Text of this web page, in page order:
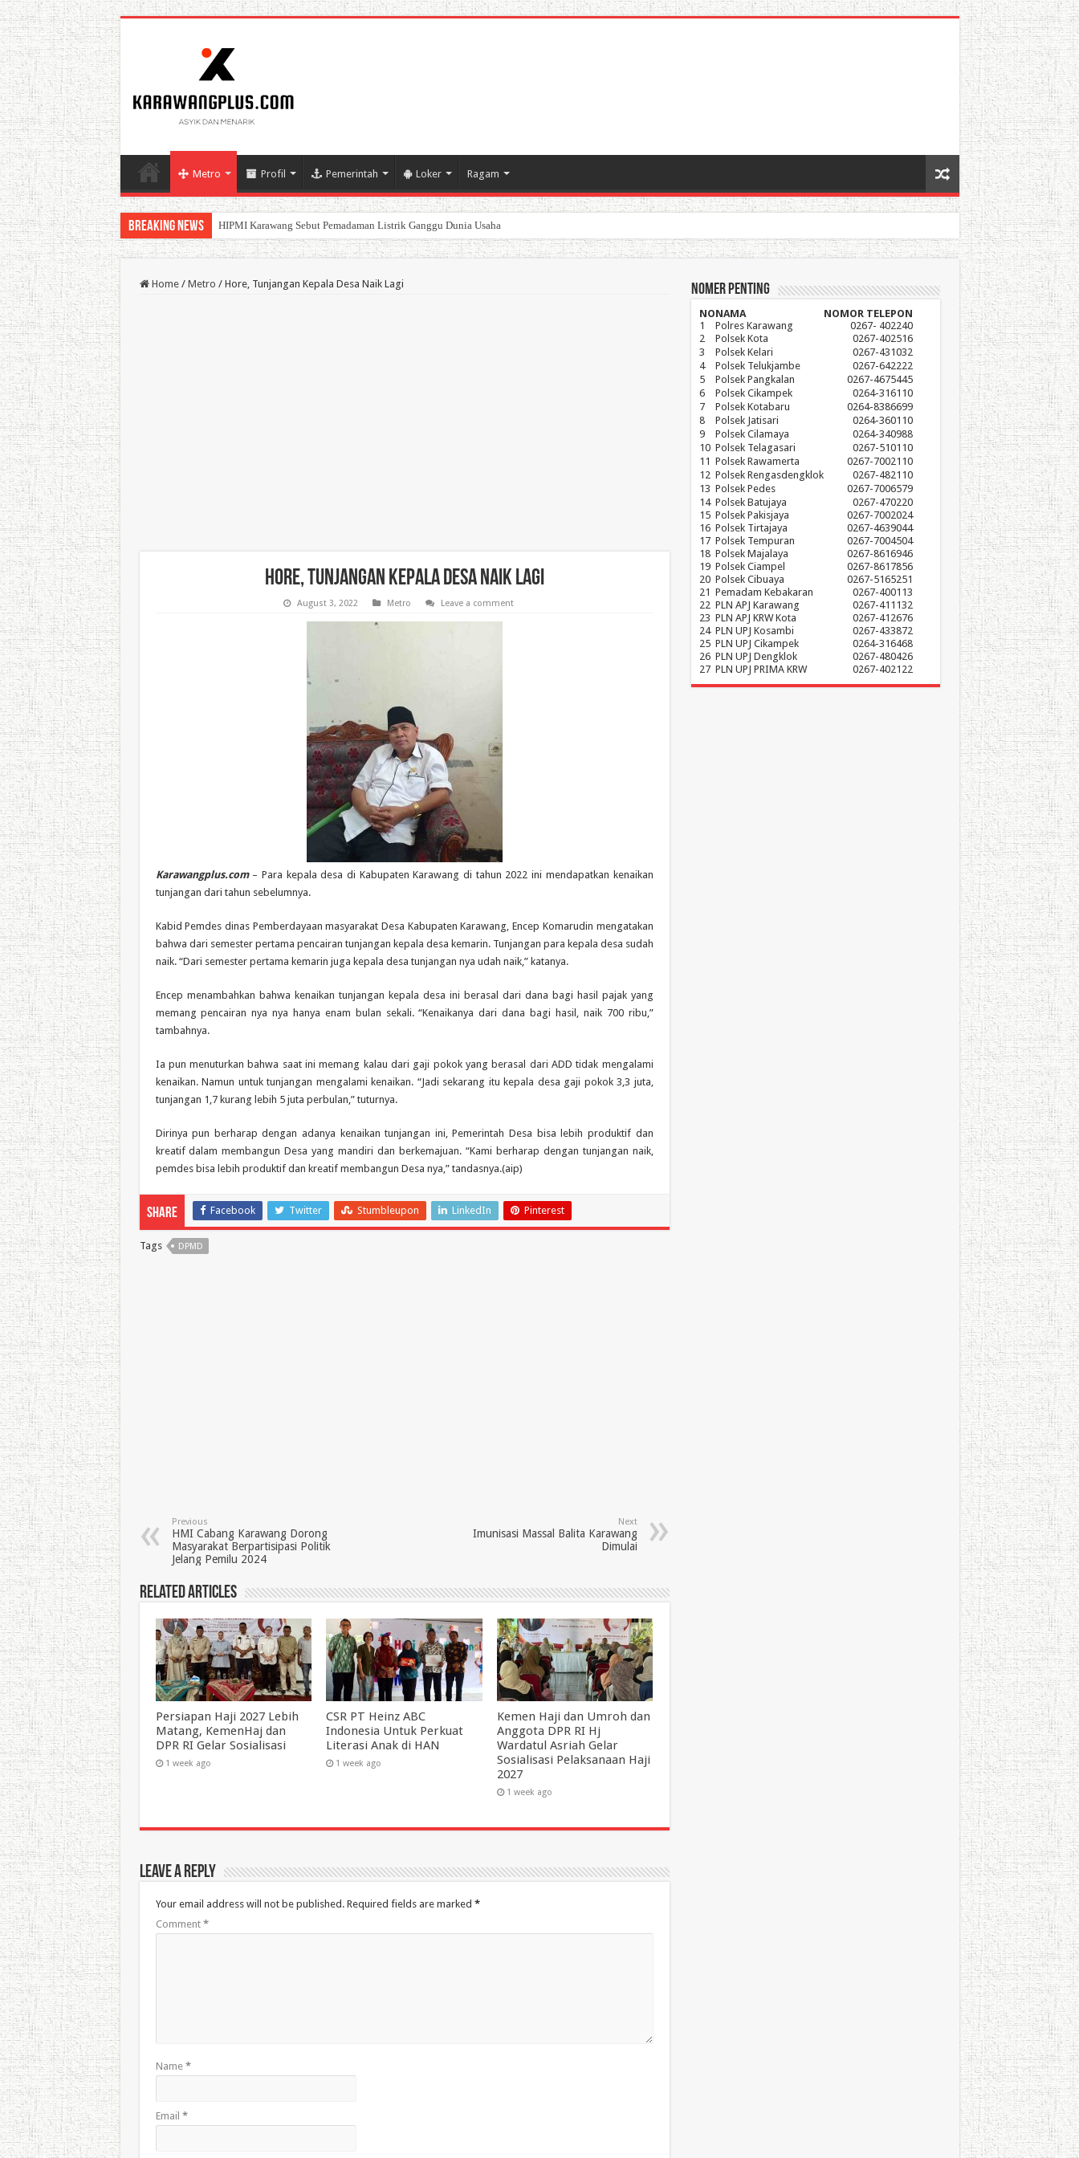
Metro Profil Pemerintah Loker Ragam
Breaking News HIPMI Karawang Sebut Pemadaman Listrik Ganggu Dunia Usaha
BPK Ganjar WTP ke 11 Pada Laporan Keuangan Pemda Karawang
Home / Metro / Hore, Tunjangan Kepala Desa Naik Lagi
Hore, Tunjangan Kepala Desa Naik Lagi
August 3, 2022 Metro Leave a comment
Karawangplus.com– Para kepala desa di Kabupaten Karawang di tahun 2022 ini mendapatkan kenaikan
tunjangan dari tahun sebelumnya.
Kabid Pemdes dinas Pemberdayaan masyarakat Desa Kabupaten Karawang, Encep Komarudin mengatakan
bahwa dari semester pertama pencairan tunjangan kepala desa kemarin. Tunjangan para kepala desa sudah
naik. “Dari semester pertama kemarin juga kepala desa tunjangan nya udah naik,” katanya.
Encep menambahkan bahwa kenaikan tunjangan kepala desa ini berasal dari dana bagi hasil pajak yang
memang pencairan nya nya hanya enam bulan sekali. “Kenaikanya dari dana bagi hasil, naik 700 ribu,”
tambahnya.
Ia pun menuturkan bahwa saat ini memang kalau dari gaji pokok yang berasal dari ADD tidak mengalami
kenaikan. Namun untuk tunjangan mengalami kenaikan. “Jadi sekarang itu kepala desa gaji pokok 3,3 juta,
tunjangan 1,7 kurang lebih 5 juta perbulan,” tuturnya.
Dirinya pun berharap dengan adanya kenaikan tunjangan ini, Pemerintah Desa bisa lebih produktif dan
kreatif dalam membangun Desa yang mandiri dan berkemajuan. “Kami berharap dengan tunjangan naik,
pemdes bisa lebih produktif dan kreatif membangun Desa nya,” tandasnya.(aip)
Share Facebook Twitter Stumbleupon LinkedIn Pinterest
Tags DPMD
Previous
HMI Cabang Karawang Dorong
Masyarakat Berpartisipasi Politik
Jelang Pemilu 2024
Next
Imunisasi Massal Balita Karawang
Dimulai
Related Articles
Persiapan Haji 2027 Lebih
Matang, KemenHaj dan
DPR RI Gelar Sosialisasi
1 week ago
CSR PT Heinz ABC
Indonesia Untuk Perkuat
Literasi Anak di HAN
1 week ago
Kemen Haji dan Umroh dan
Anggota DPR RI Hj
Wardatul Asriah Gelar
Sosialisasi Pelaksanaan Haji
2027
1 week ago
Leave a Reply
Your email address will not be published. Required fields are marked *
Comment *
Name *
Email *
Nomer Penting
NONAMA
NOMOR TELEPON
1
Polres Karawang
0267- 402240
2
Polsek Kota
0267-402516
3
Polsek Kelari
0267-431032
4
Polsek Telukjambe
0267-642222
5
Polsek Pangkalan
0267-4675445
6
Polsek Cikampek
0264-316110
7
Polsek Kotabaru
0264-8386699
8
Polsek Jatisari
0264-360110
9
Polsek Cilamaya
0264-340988
10 Polsek Telagasari
0267-510110
11 Polsek Rawamerta
0267-7002110
12 Polsek Rengasdengklok
0267-482110
13 Polsek Pedes
0267-7006579
14 Polsek Batujaya
0267-470220
15 Polsek Pakisjaya
0267-7002024
16 Polsek Tirtajaya
0267-4639044
17 Polsek Tempuran
0267-7004504
18 Polsek Majalaya
0267-8616946
19 Polsek Ciampel
0267-8617856
20 Polsek Cibuaya
0267-5165251
21 Pemadam Kebakaran
0267-400113
22 PLN APJ Karawang
0267-411132
23 PLN APJ KRW Kota
0267-412676
24 PLN UPJ Kosambi
0267-433872
25 PLN UPJ Cikampek
0264-316468
26 PLN UPJ Dengklok
0267-480426
27 PLN UPJ PRIMA KRW 0267-402122